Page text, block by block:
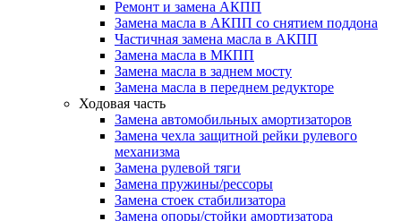
Ремонт и замена АКПП
Замена масла в АКПП со снятием поддона
Частичная замена масла в АКПП
Замена масла в МКПП
Замена масла в заднем мосту
Замена масла в переднем редукторе
Ходовая часть
Замена автомобильных амортизаторов
Замена чехла защитной рейки рулевого
механизма
Замена рулевой тяги
Замена пружины/рессоры
Замена стоек стабилизатора
Замена опоры/стойки амортизатора